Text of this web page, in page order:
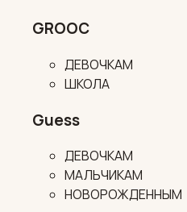
GROOC
ДЕВОЧКАМ
ШКОЛА
Guess
ДЕВОЧКАМ
МАЛЬЧИКАМ
НОВОРОЖДЕННЫМ